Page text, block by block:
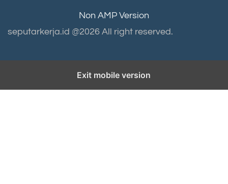
Non AMP Version
seputarkerja.id @2026 All right reserved.
Exit mobile version